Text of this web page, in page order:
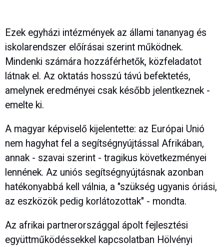
Ezek egyházi intézmények az állami tananyag és
iskolarendszer előírásai szerint működnek.
Mindenki számára hozzáférhetők, közfeladatot
látnak el. Az oktatás hosszú távú befektetés,
amelynek eredményei csak később jelentkeznek -
emelte ki.
A magyar képviselő kijelentette: az Európai Unió
nem hagyhat fel a segítségnyújtással Afrikában,
annak - szavai szerint - tragikus következményei
lennének. Az uniós segítségnyújtásnak azonban
hatékonyabbá kell válnia, a "szükség ugyanis óriási,
az eszközök pedig korlátozottak" - mondta.
Az afrikai partnerországgal ápolt fejlesztési
együttműködéssekkel kapcsolatban Hölvényi